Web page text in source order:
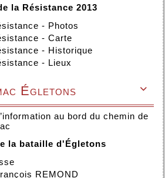
la Résistance 2013
- Photos
- Carte
- Historique
- Lieux

Égletons
au bord du chemin de
la bataille d'Égletons
REMOND